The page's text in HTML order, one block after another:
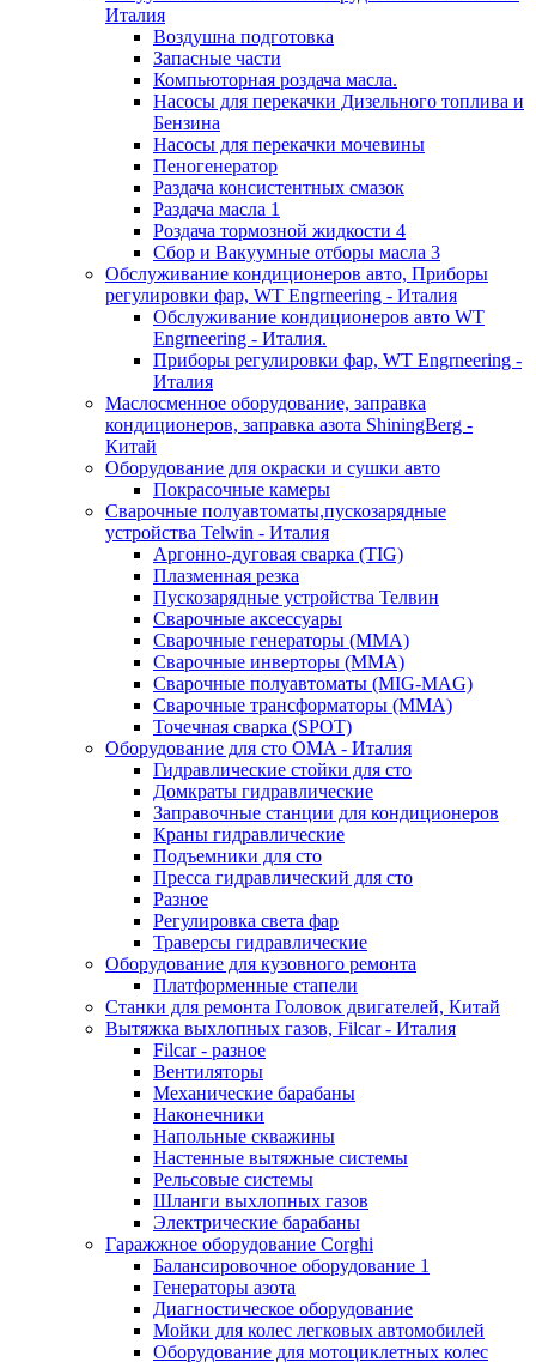
Италия
Воздушна подготовка
Запасные части
Компьюторная роздача масла.
Насосы для перекачки Дизельного топлива и
Бензина
Насосы для перекачки мочевины
Пеногенератор
Раздача консистентных смазок
Раздача масла 1
Роздача тормозной жидкости 4
Сбор и Вакуумные отборы масла 3
Обслуживание кондиционеров авто, Приборы
регулировки фар, WT Engrneering - Италия
Обслуживание кондиционеров авто WT
Engrneering - Италия.
Приборы регулировки фар, WT Engrneering -
Италия
Маслосменное оборудование, заправка
кондиционеров, заправка азота ShiningBerg -
Китай
Оборудование для окраски и сушки авто
Покрасочные камеры
Сварочные полуавтоматы,пускозарядные
устройства Telwin - Италия
Аргонно-дуговая сварка (TIG)
Плазменная резка
Пускозарядные устройства Телвин
Сварочные аксессуары
Сварочные генераторы (MMA)
Сварочные инверторы (MMA)
Сварочные полуавтоматы (MIG-MAG)
Сварочные трансформаторы (MMA)
Точечная сварка (SPOT)
Оборудование для сто OMA - Италия
Гидравлические стойки для сто
Домкраты гидравлические
Заправочные станции для кондиционеров
Краны гидравлические
Подъемники для сто
Пресса гидравлический для сто
Разное
Регулировка света фар
Траверсы гидравлические
Оборудование для кузовного ремонта
Платформенные стапели
Станки для ремонта Головок двигателей, Китай
Вытяжка выхлопных газов, Filcar - Италия
Filcar - разное
Вентиляторы
Механические барабаны
Наконечники
Напольные скважины
Настенные вытяжные системы
Рельсовые системы
Шланги выхлопных газов
Электрические барабаны
Гаражжное оборудование Corghi
Балансировочное оборудование 1
Генераторы азота
Диагностическое оборудование
Мойки для колес легковых автомобилей
Оборудование для мотоциклетных колес